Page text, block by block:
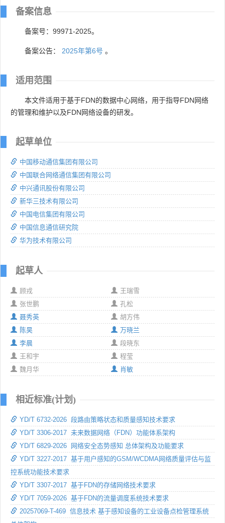
备案信息
备案号：99971-2025。
备案公告： 2025年第6号 。
适用范围
本文件适用于基于FDN的数据中心网络，用于指导FDN网络
的管理和维护以及FDN网络设备的研发。
起草单位
中国移动通信集团有限公司
中国联合网络通信集团有限公司
中兴通讯股份有限公司
新华三技术有限公司
中国电信集团有限公司
中国信息通信研究院
华为技术有限公司
起草人
顾戎
王瑞雪
张世鹏
孔松
聂秀英
胡方伟
陈昊
万晓兰
李晨
段晓东
王和宇
程莹
魏月华
肖敏
相近标准(计划)
YD/T 6732-2026 段路由策略状态和质量感知技术要求
YD/T 3306-2017 未来数据网络（FDN）功能体系架构
YD/T 6829-2026 网络安全态势感知 总体架构及功能要求
YD/T 3227-2017 基于用户感知的GSM/WCDMA网络质量评估与监
控系统功能技术要求
YD/T 3307-2017 基于FDN的存储网络技术要求
YD/T 7059-2026 基于FDN的流量调度系统技术要求
20257069-T-469 信息技术 基于感知设备的工业设备点检管理系统